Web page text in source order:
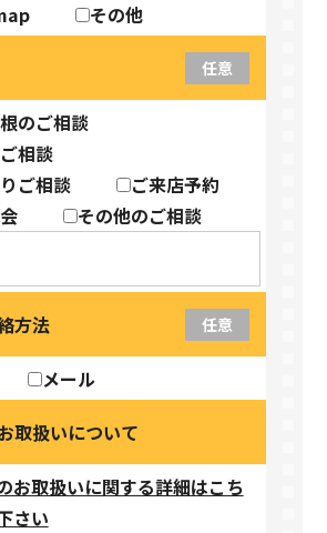
その他
任意
のご相談
相談
ご相談
ご来店予約
その他のご相談
方法 任意
メール
取扱いについて
お取扱いに関する詳細はこち
さい